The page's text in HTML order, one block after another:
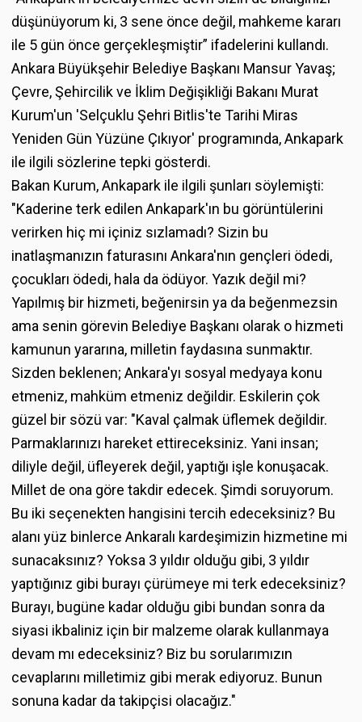
düşünüyorum ki, 3 sene önce değil, mahkeme kararı
ile 5 gün önce gerçekleşmiştir” ifadelerini kullandı.
Ankara Büyükşehir Belediye Başkanı Mansur Yavaş;
Çevre, Şehircilik ve İklim Değişikliği Bakanı Murat
Kurum'un 'Selçuklu Şehri Bitlis'te Tarihi Miras
Yeniden Gün Yüzüne Çıkıyor' programında, Ankapark
ile ilgili sözlerine tepki gösterdi.
Bakan Kurum, Ankapark ile ilgili şunları söylemişti:
"Kaderine terk edilen Ankapark'ın bu görüntülerini
verirken hiç mi içiniz sızlamadı? Sizin bu
inatlaşmanızın faturasını Ankara'nın gençleri ödedi,
çocukları ödedi, hala da ödüyor. Yazık değil mi?
Yapılmış bir hizmeti, beğenirsin ya da beğenmezsin
ama senin görevin Belediye Başkanı olarak o hizmeti
kamunun yararına, milletin faydasına sunmaktır.
Sizden beklenen; Ankara'yı sosyal medyaya konu
etmeniz, mahküm etmeniz değildir. Eskilerin çok
güzel bir sözü var: "Kaval çalmak üflemek değildir.
Parmaklarınızı hareket ettireceksiniz. Yani insan;
diliyle değil, üfleyerek değil, yaptığı işle konuşacak.
Millet de ona göre takdir edecek. Şimdi soruyorum.
Bu iki seçenekten hangisini tercih edeceksiniz? Bu
alanı yüz binlerce Ankaralı kardeşimizin hizmetine mi
sunacaksınız? Yoksa 3 yıldır olduğu gibi, 3 yıldır
yaptığınız gibi burayı çürümeye mi terk edeceksiniz?
Burayı, bugüne kadar olduğu gibi bundan sonra da
siyasi ikbaliniz için bir malzeme olarak kullanmaya
devam mı edeceksiniz? Biz bu sorularımızın
cevaplarını milletimiz gibi merak ediyoruz. Bunun
sonuna kadar da takipçisi olacağız."